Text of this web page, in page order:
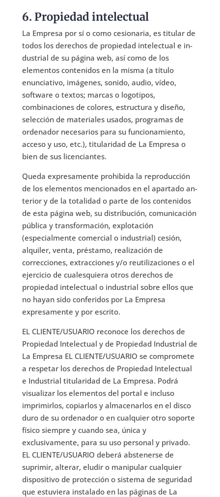
6. Propiedad intelectual
La Empresa por sí o como cesionaria, es titular de
todos los derechos de propiedad intelectual e in-
dustrial de su página web, así como de los
elementos contenidos en la misma (a título
enunciativo, imágenes, sonido, audio, vídeo,
software o textos; marcas o logotipos,
combinaciones de colores, estructura y diseño,
selección de materiales usados, programas de
ordenador necesarios para su funcionamiento,
acceso y uso, etc.), titularidad de La Empresa o
bien de sus licenciantes.
Queda expresamente prohibida la reproducción
de los elementos mencionados en el apartado an-
terior y de la totalidad o parte de los contenidos
de esta página web, su distribución, comunicación
pública y transformación, explotación
(especialmente comercial o industrial) cesión,
alquiler, venta, préstamo, realización de
correcciones, extracciones y/o reutilizaciones o el
ejercicio de cualesquiera otros derechos de
propiedad intelectual o industrial sobre ellos que
no hayan sido conferidos por La Empresa
expresamente y por escrito.
EL CLIENTE/USUARIO reconoce los derechos de
Propiedad Intelectual y de Propiedad Industrial de
La Empresa EL CLIENTE/USUARIO se compromete
a respetar los derechos de Propiedad Intelectual
e Industrial titularidad de La Empresa. Podrá
visualizar los elementos del portal e incluso
imprimirlos, copiarlos y almacenarlos en el disco
duro de su ordenador o en cualquier otro soporte
físico siempre y cuando sea, única y
exclusivamente, para su uso personal y privado.
EL CLIENTE/USUARIO deberá abstenerse de
suprimir, alterar, eludir o manipular cualquier
dispositivo de protección o sistema de seguridad
que estuviera instalado en las páginas de La